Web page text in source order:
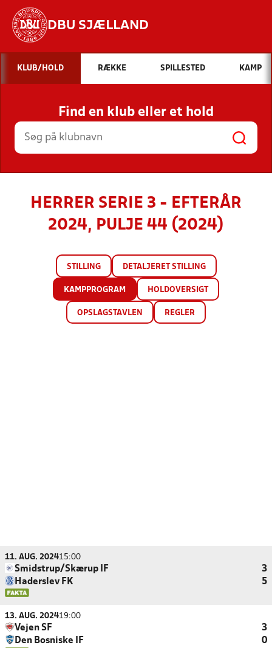
DBU SJÆLLAND
Hvad vil du søge efter?
INDHOLD OG NYHEDER
STILLINGER, RESULTATER, KLUBBER OG
HOLD
KLUB/HOLD RÆKKE SPILLESTED KAMP
Find en klub eller et hold
HERRER SERIE 3 - EFTERÅR
2024, PULJE 44 (2024)
STILLING DETALJERET STILLING
KAMPPROGRAM HOLDOVERSIGT
OPSLAGSTAVLEN REGLER
11. AUG. 202415:00
Smidstrup/Skærup IF
3
Haderslev FK
5
13. AUG. 202419:00
Vejen SF
3
Den Bosniske IF
0